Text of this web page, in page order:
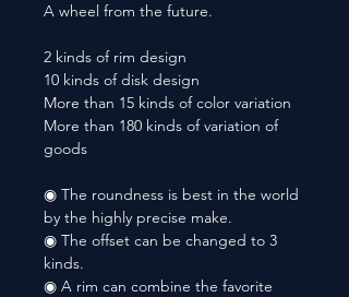
A wheel from the future.
2 kinds of rim design
10 kinds of disk design
More than 15 kinds of color variation
More than 180 kinds of variation of
goods
◉ The roundness is best in the world
by the highly precise make.
◉ The offset can be changed to 3
kinds.
◉ A rim can combine the favorite